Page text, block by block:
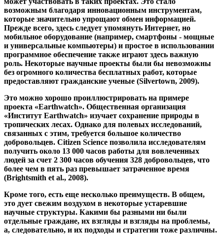
Кроме того, есть еще несколько преимуществ. В общем,
это дует свежим воздухом в некоторые устаревшие
научные структуры. Какими бы разными ни были
отдельные граждане, их взгляды и взгляды на проблемы,
а, следовательно, и их подходы и стратегии тоже различны.
Это также стимулирует дискуссии, когда участники
приходят из разных сфер жизни. Сами «граждане» также
получают выгоду от участия, с одной стороны, через
прямое участие, которое удовлетворяет внутренние
таким образом затрагивают свои конкретные проблемы,
затрагивающие их лиц, принимающих решения, т.е. Б. из
политики, может подать заявку (Bonn et al., 2017).
Политика, наука и общество не должны быть отдельными,
отдельными областями; скорее, поскольку они
сталкиваются с общими проблемами, они также должны
работать вместе для решения проблем.
2. Открытие с проблемами
Открытие науки также означает, что некоторые
устоявшиеся системы и устоявшиеся модели поведения
необходимо адаптировать и, возможно, даже заменить.
Такое изменение, естественно, также сопряжено с
некоторыми проблемами. Сопротивления следует ожидать